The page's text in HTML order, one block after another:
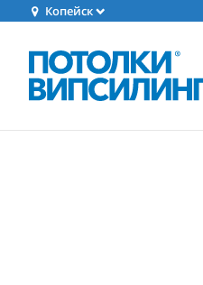
Копейск